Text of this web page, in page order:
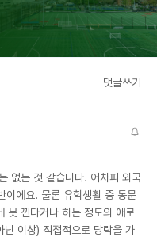
댓글쓰기
없는 것 같습니다. 어차피 외국
에요. 물론 유학생활 중 동문
못 낀다거나 하는 정도의 애로
이상) 직접적으로 당락을 가